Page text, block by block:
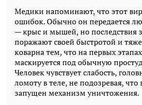
Медики напоминают, что этот
ошибок. Обычно он передается
— крыс и мышей, но последствия
поражают своей быстротой и
коварна тем, что на первых
маскируется под обычную
Человек чувствует слабость,
ломоту в теле, не подозревая, что
запущен механизм уничтожения.